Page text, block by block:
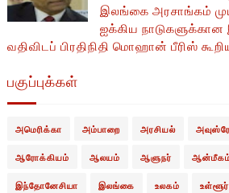
இலங்கை அரசாங்கம்
ஐக்கிய
வதிவிடப் பிரதிநிதி மொஹான் பீரிஸ்
பகுப்புக்கள்
அமெரிக்கா அம்பாறை அரசியல்
ஆரோக்கியம் ஆலயம் ஆளுநர்
இந்தோனேசியா இலங்கை உலகம் உள்ளூர்